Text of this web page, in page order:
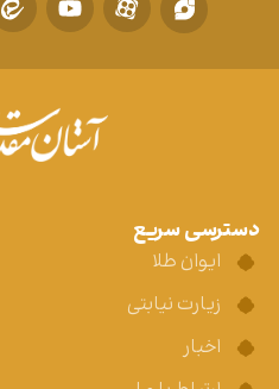
دسترسی سریع
ایوان طلا
زیارت نیابتی
اخبار